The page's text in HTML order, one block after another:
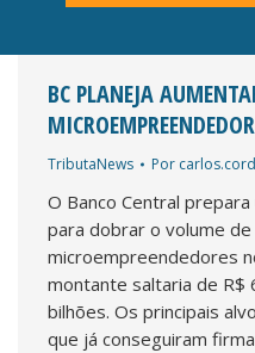
BC PLANEJA
TributaNews Por
O Banco Central
para dobrar o volume
microempreendedores
montante saltaria de R$
bilhões. Os principais
que já conseguiram